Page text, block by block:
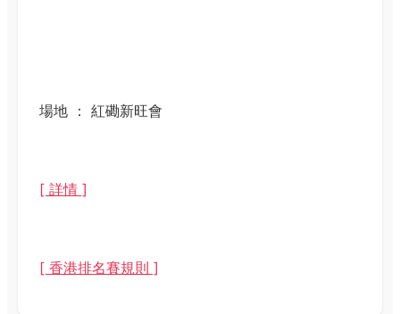
場地 ： 紅磡新旺會
[ 詳情 ]
[ 香港排名賽規則 ]